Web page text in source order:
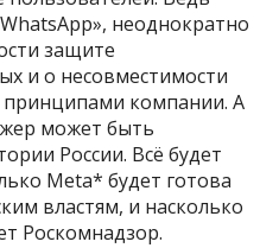
неоднократно
защите
и о несовместимости
компании. А
может быть
России. Всё будет
Meta* будет готова
властям, и насколько
Роскомнадзор.